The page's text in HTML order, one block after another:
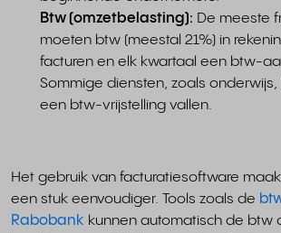
Btw (omzetbelasting): De meeste
moeten btw (meestal 21%) in
facturen en elk kwartaal een btw-
Sommige diensten, zoals
een btw-vrijstelling vallen.
Het gebruik van facturatiesoftware
een stuk eenvoudiger. Tools zoals de
Rabobank kunnen automatisch de btw